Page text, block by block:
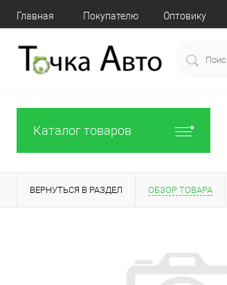
Главная Покупателю Оптовику
Каталог товаров
ВЕРНУТЬСЯ В РАЗДЕЛ ОБЗОР ТОВАРА